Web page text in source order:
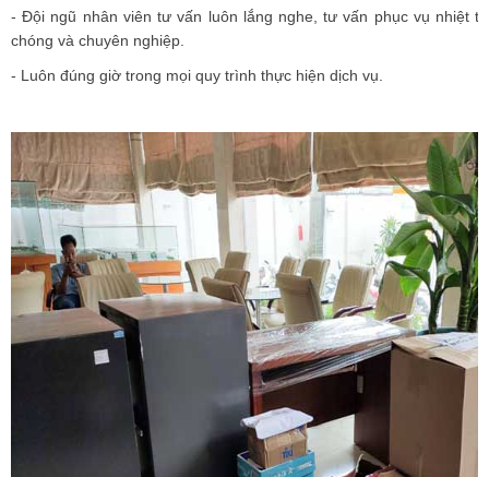
- Đội ngũ nhân viên tư vấn luôn lắng nghe, tư vấn phục vụ nhiệt
chóng và chuyên nghiệp.
- Luôn đúng giờ trong mọi quy trình thực hiện dịch vụ.